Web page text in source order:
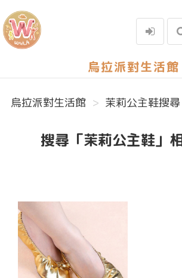
烏拉派對生活館
烏拉派對生活館 茉莉公主鞋搜
搜尋「茉莉公主鞋」